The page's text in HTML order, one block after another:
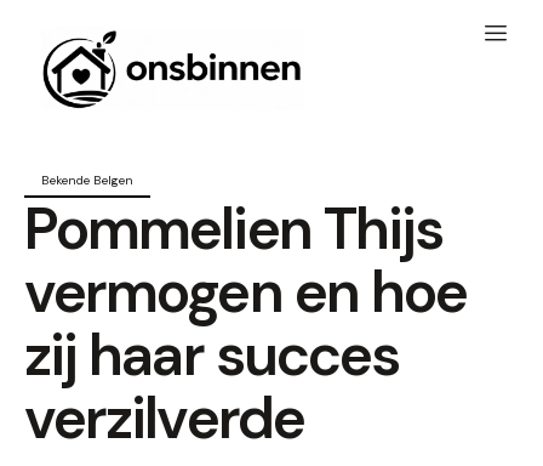
Bekende Belgen
Pommelien Thijs
vermogen en hoe
zij haar succes
verzilverde